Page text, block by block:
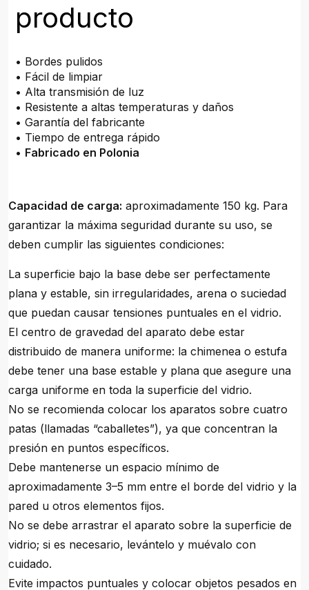
producto
• Bordes pulidos
• Fácil de limpiar
• Alta transmisión de luz
• Resistente a altas temperaturas y daños
• Garantía del fabricante
• Tiempo de entrega rápido
• Fabricado en Polonia
Capacidad de carga: aproximadamente 150 kg. Para
garantizar la máxima seguridad durante su uso, se
deben cumplir las siguientes condiciones:
La superficie bajo la base debe ser perfectamente
plana y estable, sin irregularidades, arena o suciedad
que puedan causar tensiones puntuales en el vidrio.
El centro de gravedad del aparato debe estar
distribuido de manera uniforme: la chimenea o estufa
debe tener una base estable y plana que asegure una
carga uniforme en toda la superficie del vidrio.
No se recomienda colocar los aparatos sobre cuatro
patas (llamadas “caballetes”), ya que concentran la
presión en puntos específicos.
Debe mantenerse un espacio mínimo de
aproximadamente 3–5 mm entre el borde del vidrio y la
pared u otros elementos fijos.
No se debe arrastrar el aparato sobre la superficie de
vidrio; si es necesario, levántelo y muévalo con
cuidado.
Evite impactos puntuales y colocar objetos pesados en